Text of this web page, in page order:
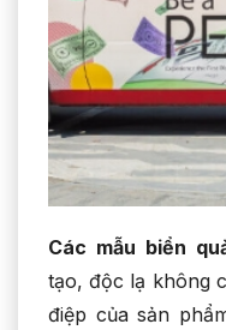
Các mẫu biển
tạo, độc lạ không
điệp của sản